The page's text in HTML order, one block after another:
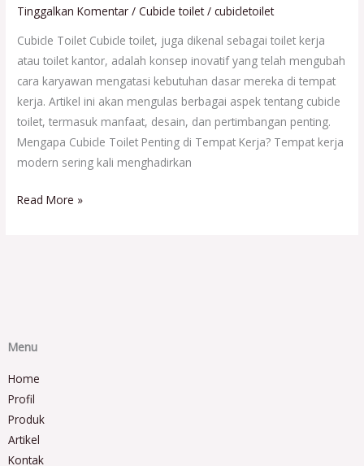
Tinggalkan Komentar /Cubicle toilet/cubicletoilet
Cubicle Toilet Cubicle toilet, juga dikenal sebagai toilet kerja
atau toilet kantor, adalah konsep inovatif yang telah mengubah
cara karyawan mengatasi kebutuhan dasar mereka di tempat
kerja. Artikel ini akan mengulas berbagai aspek tentang cubicle
toilet, termasuk manfaat, desain, dan pertimbangan penting.
Mengapa Cubicle Toilet Penting di Tempat Kerja? Tempat kerja
modern sering kali menghadirkan
Read More »
Menu
Home
Profil
Produk
Artikel
Kontak